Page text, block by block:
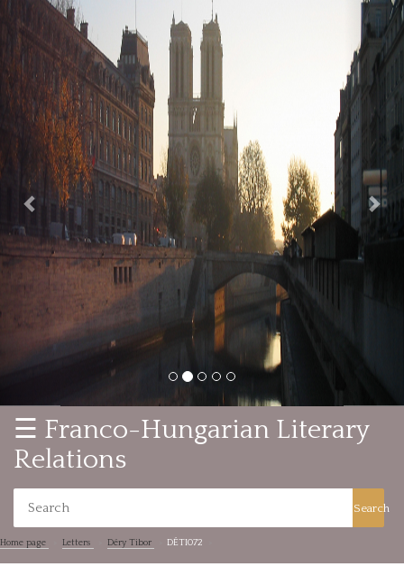
Previous
☰ Franco-Hungarian Literary
Relations
Search
Home page Letters Déry Tibor DÉTI072